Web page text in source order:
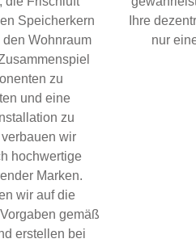
Speicherkern
Wohnraum
zu
und eine
zu
wir
hochwertige
Marken.
wir auf die
gemäß
erstellen bei
Ihre
nur